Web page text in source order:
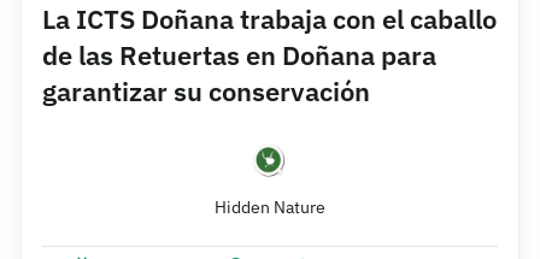
La ICTS Doñana trabaja con el caballo
de las Retuertas en Doñana para
garantizar su conservación
Hidden Nature